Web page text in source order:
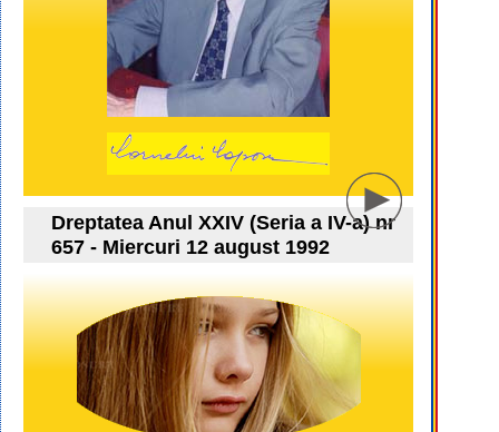
Dreptatea Anul XXIV (Seria a IV-a) nr
657 - Miercuri 12 august 1992